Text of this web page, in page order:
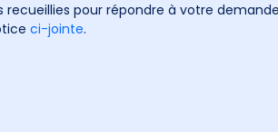
recueillies pour répondre à votre
ci-jointe.